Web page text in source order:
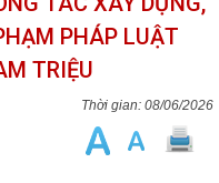
PHÁP LUẬT
TRIỆU
08/06/2026